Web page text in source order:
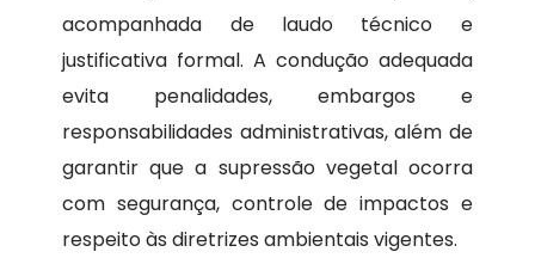
acompanhada de laudo técnico e
justificativa formal. A condução adequada
evita penalidades, embargos e
responsabilidades administrativas, além de
garantir que a supressão vegetal ocorra
com segurança, controle de impactos e
respeito às diretrizes ambientais vigentes.